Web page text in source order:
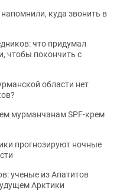
куда звонить в
что придумал
чтобы покончить с
области нет
мурманчанам SPF-крем
прогнозируют ночные
ученые из Апатитов
Арктики